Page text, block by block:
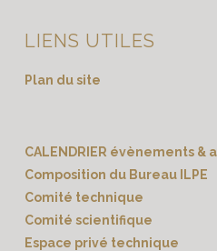
LIENS UTILES
Plan du site
CALENDRIER évènements &
Composition du Bureau ILPE
Comité technique
Comité scientifique
Espace privé technique